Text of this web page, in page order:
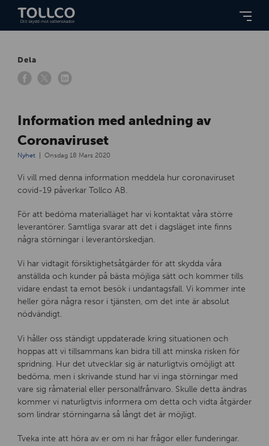
Dela
Information med anledning av
Coronaviruset
Nyhet Onsdag 18 Mars 2020
Vi vill med denna information meddela hur coronaviruset
covid-19 påverkar Tollco AB.
För att bedöma materialläget har vi kontaktat våra större
leverantörer. Samtliga svarar att det i dagsläget inte finns
några störningar i leverantörskedjan.
Vi har vidtagit försiktighetsåtgärder för att skydda våra
anställda och kunder på bästa möjliga sätt och kommer tills
vidare endast ta emot besök i undantagsfall. Vi kommer inte
heller göra några resor i tjänsten, om det inte är absolut
nödvändigt.
Vi håller oss ständigt uppdaterade kring situationen och
hoppas att vi tillsammans kan bidra till att minska risken för
spridning. Hur det utvecklar sig är naturligtvis omöjligt att
bedöma, men i skrivande stund har vi inga störningar med
vare sig råmaterial eller personalfrånvaro. Skulle detta ändras
kommer vi naturligtvis informera om detta och vidta åtgärder
som lindrar störningarna så långt det är möjligt.
Tveka inte att höra av er om ni har frågor eller funderingar.